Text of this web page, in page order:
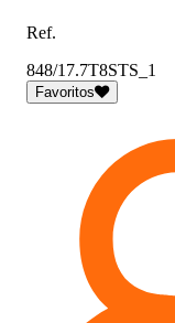
Ref.
848/17.7T8STS_1
Favoritos